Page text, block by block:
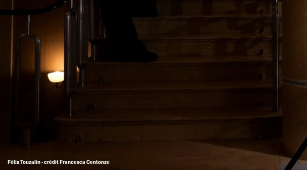
Félix Touzalin - crédit Francesca Centonze